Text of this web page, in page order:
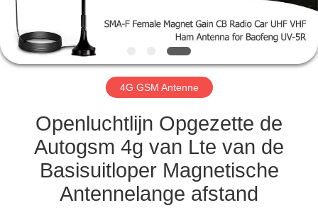
ONS
NIEUWS
GEVALLEN
VERZOEK
OM EEN
CITAAT
4G GSM Antenne
Openluchtlijn Opgezette de
Autogsm 4g van Lte van de
Basisuitloper Magnetische
Antennelange afstand